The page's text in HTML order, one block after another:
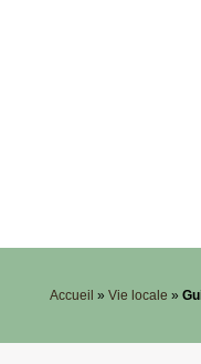
Accueil » Vie locale »